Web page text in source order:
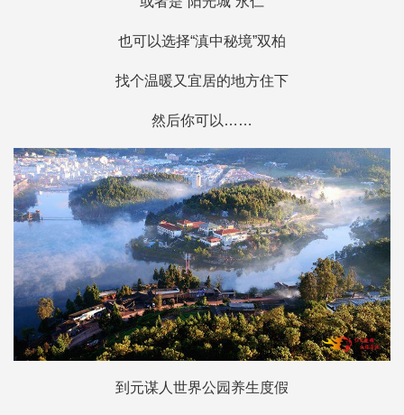
也可以选择“滇中秘境”双柏
找个温暖又宜居的地方住下
然后你可以……
到元谋人世界公园养生度假